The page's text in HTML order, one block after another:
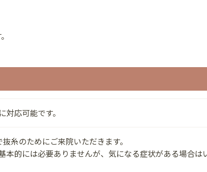
対応可能です。
糸のためにご来院いただきます。
本的には必要ありませんが、気になる症状がある場合は